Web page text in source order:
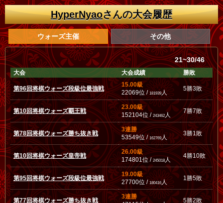
HyperNyaoさんの大会履歴
ウォーズ主催 その他
21~30/46
大会 大会成績 勝敗
第96回将棋ウォーズ段級位最強戦
15.00級
22069位 /181939人
5勝3敗
第10回将棋ウォーズ覇王戦
23.00級
152104位 / 243462 人
7勝7敗
第78回将棋ウォーズ勝ち抜き戦
3連勝
53549位 / 162769人
3勝1敗
第10回将棋ウォーズ皇帝戦
26.00級
174801位 / 245018 人
4勝10敗
第95回将棋ウォーズ段級位最強戦
19.00級
27700位 /180416人
1勝5敗
第77回将棋ウォーズ勝ち抜き戦
3連勝
5勝2敗